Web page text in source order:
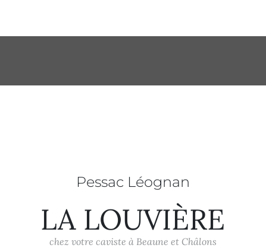
Pessac Léognan
LA LOUVIÈRE
chez votre caviste à Beaune et Châlons